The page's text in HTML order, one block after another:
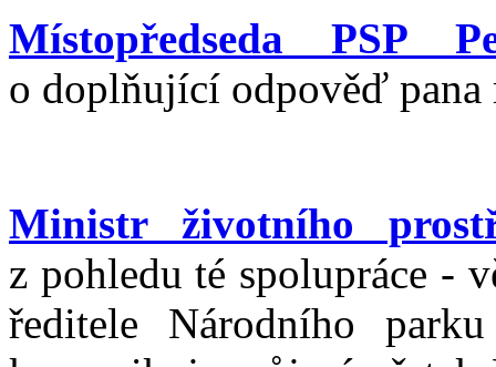
Místopředseda PSP
o doplňující odpověď pana
Ministr životního
z pohledu té spolupráce -
ředitele Národního